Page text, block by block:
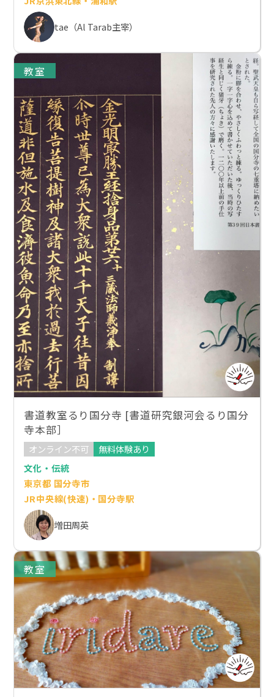
tae（Al Tarab主宰）
教室
書道教室るり国分寺 [書道研究銀河会るり国分
寺本部］
オンライン不可
無料体験あり
文化・伝統
東京都 国分寺市
JR中央線(快速)・国分寺駅
増田周英
教室